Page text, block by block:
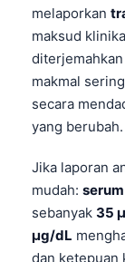
melaporkan
maksud
makmal
secara
yang berubah.
Jika laporan
mudah: serum
sebanyak 35
µg/dL
dan ketepuan